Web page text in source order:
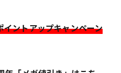
イントアップキャンペーン